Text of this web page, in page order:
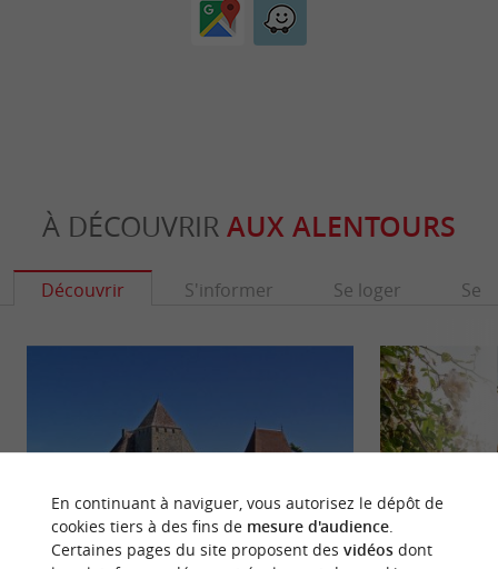
À DÉCOUVRIR AUX ALENTOURS
Découvrir S'informer Se loger Se
En continuant à naviguer, vous autorisez le dépôt de
cookies tiers à des fins de mesure d'audience.
Certaines pages du site proposent des vidéosdont